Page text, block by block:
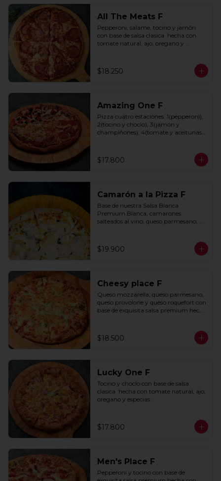
All The Meats F
Pepperoni, salame, tocino y jamón
con base de salsa clasica  hecha con
tomate natural, ajo, oregano y
$18.250
Amazing One F
Pizza cuatro estaciones: 1(pepperoni),
2(tocino y choclo), 3(jamón y
champiñones), 4(tomate y aceitunas
oregano y especias.
$17.800
Camarón a la Pizza F
Base de nuestra Salsa Blanca
Premium Blanca, camarones
salteados al vino, queso parmesano,
$19.900
Cheesy place F
Queso mozzarella, queso parmesano,
queso provolone y queso roquefort con
base de exquisita salsa premium hecha
$18.500
Lucky One F
Tocino y choclo con base de salsa
clasica  hecha con tomate natural, ajo,
oregano y especias.
$17.800
Men's Place F
Pepperoni y tocino con base de